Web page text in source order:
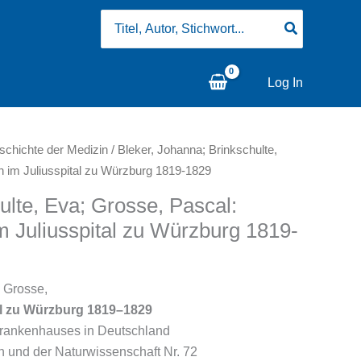
for:
Log In
der Medizin / Bleker, Johanna; Brinkschulte,
im Juliusspital zu Würzburg 1819-1829
Eva; Grosse, Pascal:
Juliusspital zu Würzburg 1819-
Würzburg 1819–1829
in Deutschland
der Naturwissenschaft Nr. 72